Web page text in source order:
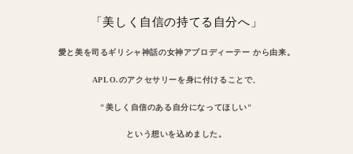
「美しく自信の持てる自分へ」
愛と美を司るギリシャ神話の女神アプロディーテー から由来。
APLO.のアクセサリーを身に付けることで、
"美しく自信のある自分になってほしい"
という想いを込めました。